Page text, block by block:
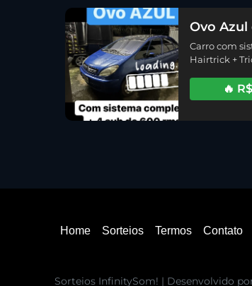
Ovo Azul
Citroên
Carro com
Hairtrick +
🔥
Home Sorteios Termos Contato
Sorteios InfinitySom! | Desenvolvido